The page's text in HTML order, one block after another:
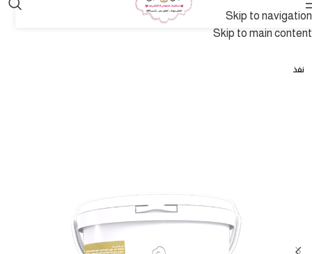
Skip to navigation
Skip to main content
نفذ